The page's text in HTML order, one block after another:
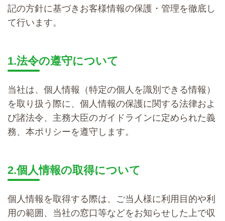
記の方針に基づきお客様情報の保護・管理を徹底し
て行います。
1.法令の遵守について
当社は、個人情報（特定の個人を識別できる情報）
を取り扱う際に、個人情報の保護に関する法律およ
び諸法令、主務大臣のガイドラインに定められた義
務、本ポリシーを遵守します。
2.個人情報の取得について
個人情報を取得する際は、ご当人様に利用目的や利
用の範囲、当社の窓口等などをお知らせした上で収